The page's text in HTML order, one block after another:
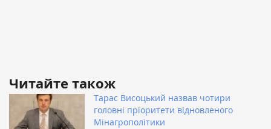
Читайте також
Тарас Висоцький назвав чотири
головні пріоритети відновленого
Мінагрополітики